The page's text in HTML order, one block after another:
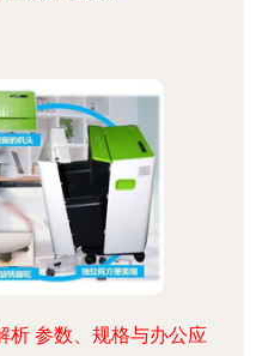
析 参数、规格与办公应